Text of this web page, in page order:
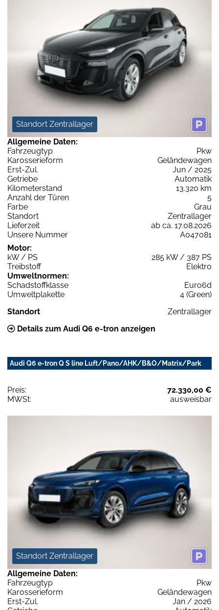
Standort Zentrallager
Allgemeine Daten:
Fahrzeugtyp
Pkw
Karosserieform
Geländewagen
Erst-Zul.
Jun / 2025
Getriebe
Automatik
Kilometerstand
13.320 km
Anzahl der Türen
5
Farbe
Grau
Standort
Zentrallager
Lieferzeit
ab ca. 17.08.2026
Unsere Nummer
A047081
Motor:
kW / PS
285 kW / 387 PS
Treibstoff
Elektro
Umweltnormen:
Schadstoffklasse
Euro6d
Umweltplakette
4 (Green)
Standort
Zentrallager
Details zum Audi Q6 e-tron anzeigen
Audi Q6 e-tron Q S line Luft/Pano/AHK/B&O/Matrix/Park
Preis:
72.330,00 €
MWSt:
ausweisbar
Standort Zentrallager
Allgemeine Daten:
Fahrzeugtyp
Pkw
Karosserieform
Geländewagen
Erst-Zul.
Jan / 2026